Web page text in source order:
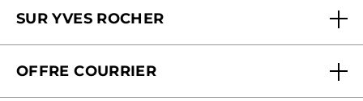
Soins en institut
SUR YVES ROCHER
Nos engagements
OFFRE COURRIER